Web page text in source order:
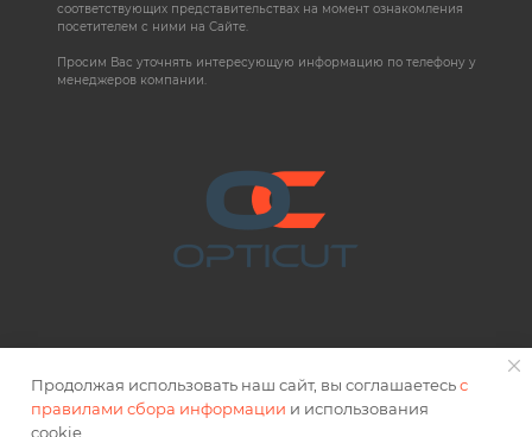
соответствующих представительствах на момент ознакомления
посетителем с ними на Сайте.
Просим Вас уточнять интересующую информацию по телефону у
менеджеров компании.
2026 © OPTICUT
Продолжая использовать наш сайт, вы соглашаетесьс
правилами сбора информации и использования
cookie.